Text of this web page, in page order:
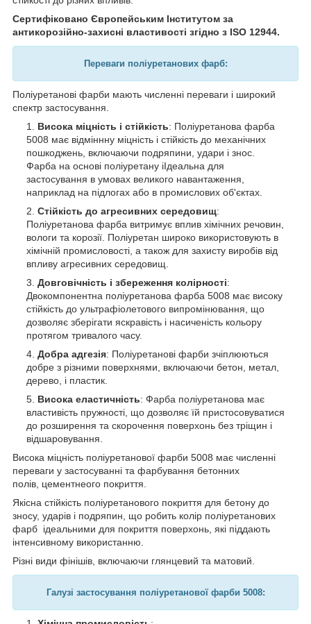
Сертифіковано Європейським Інститутом за
антикорозійно-захисні властивості згідно з ISO 12944.
Переваги поліуретанових фарб:
Поліуретанові фарби мають численні переваги і широкий
спектр застосування.
Висока міцність і стійкість: Поліуретанова фарба
5008 має відміннну міцність і стійкість до механічних
пошкоджень, включаючи подряпини, удари і знос.
Фарба на основі поліуретану іІдеальна для
застосування в умовах великого навантаження,
наприклад на підлогах або в промислових об'єктах.
Стійкість до агресивних середовищ:
Поліуретанова фарба витримує вплив хімічних речовин,
вологи та корозії. Поліуретан широко використовують в
хімічній промисловості, а також для захисту виробів від
впливу агресивних середовищ.
Довговічність і збереження колірності:
Двокомпонентна поліуретанова фарба 5008 має високу
стійкість до ультрафіолетового випромінювання, що
дозволяє зберігати яскравість і насиченість кольору
протягом тривалого часу.
Добра адгезія: Поліуретанові фарби зчіплюються
добре з різними поверхнями, включаючи бетон, метал,
дерево, і пластик.
Висока еластичність: Фарба поліуретанова має
властивість пружності, що дозволяє їй пристосовуватися
до розширення та скорочення поверхонь без тріщин і
відшаровування.
Висока міцність поліуретанової фарби 5008 має численні
переваги у застосуванні та фарбування бетонних
полів, цементнеого покриття.
Якісна стійкість поліуретанового покриття для бетону до
зносу, ударів і подряпин, що робить колір поліуретанових
фарб ідеальними для покриття поверхонь, які піддають
інтенсивному використанню.
Різні види фінішів, включаючи глянцевий та матовий.
Галузі застосування поліуретанової фарби 5008: